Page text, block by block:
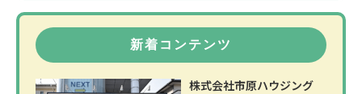
新着コンテンツ
株式会社市原ハウジング